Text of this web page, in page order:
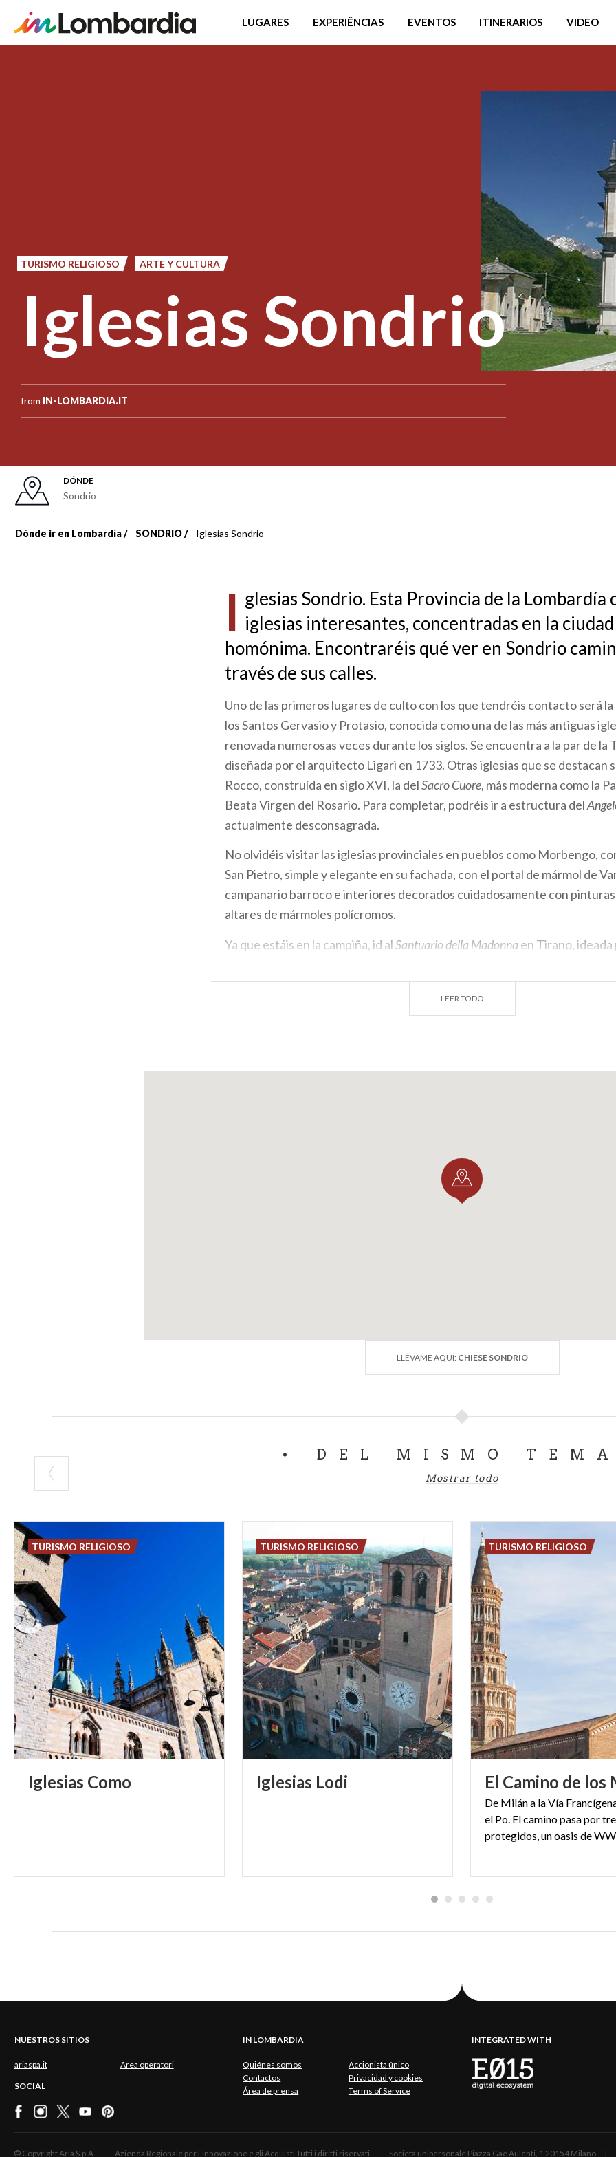
LUGARES EXPERIÊNCIAS EVENTOS ITINERARIOS VIDEO
TURISMO RELIGIOSO ARTE Y CULTURA
Iglesias Sondrio
from IN-LOMBARDIA.IT
DÓNDE
Sondrio
Dónde ir en Lombardía SONDRIO Iglesias Sondrio
I glesias Sondrio. Esta Provincia de la Lombardía
iglesias interesantes, concentradas en la ciudad
homónima. Encontraréis qué ver en Sondrio
través de sus calles.
Uno de las primeros lugares de culto con los que tendréis contacto será
los Santos Gervasio y Protasio, conocida como una de las más antiguas
renovada numerosas veces durante los siglos. Se encuentra a la par de la
diseñada por el arquitecto Ligari en 1733. Otras iglesias que se destacan
Rocco, construída en siglo XVI, la delSacro Cuore, más moderna como la
Beata Virgen del Rosario. Para completar, podréis ir a estructura del
actualmente desconsagrada.
No olvidéis visitar las iglesias provinciales en pueblos como Morbengo,
San Pietro, simple y elegante en su fachada, con el portal de mármol de
campanario barroco e interiores decorados cuidadosamente con
altares de mármoles polícromos.
Ya que estáis en la campiña, id alSantuario della Madonna en Tirano, ideada
es la Capilla de la Aparición que conmemora el milagro.
LEER TODO
LLÉVAME AQUÍ: CHIESE SONDRIO
DEL MISMO
Mostrar todo
Iglesias Como
TURISMO RELIGIOSO
Iglesias Lodi
TURISMO RELIGIOSO
El Camino de los
De Milán a la Vía
el Po. El camino pasa por
TURISMO RELIGIOSO
NUESTROS SITIOS
ariaspa.it Area operatori
SOCIAL
IN LOMBARDIA
Quiénes somos
Accionista único
Contactos
Privacidad y cookies
Área de prensa
Terms of Service
INTEGRATED WITH
© Copyright Aria S.p.A. - Azienda Regionale per l'Innovazione e gli Acquisti Tutti i diritti riservati - Società unipersonale Piazza Gae Aulenti, 1 20154